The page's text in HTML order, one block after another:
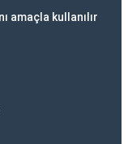
amaçla kullanılır